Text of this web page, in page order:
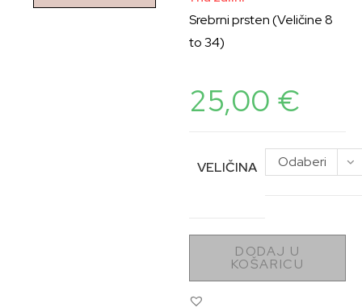
Srebrni prsten (Veličine 8
to 34)
25,00 €
VELIČINA
Odaberi
DODAJ U
KOŠARICU